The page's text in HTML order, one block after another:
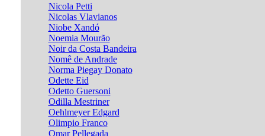
Nicola Petti
Nicolas Vlavianos
Niobe Xandó
Noemia Mourão
Noir da Costa Bandeira
Nomê de Andrade
Norma Piegay Donato
Odette Eid
Odetto Guersoni
Odilla Mestriner
Oehlmeyer Edgard
Olimpio Franco
Omar Pellegada